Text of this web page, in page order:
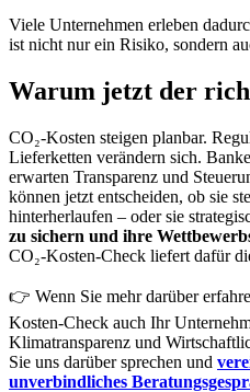
Viele Unternehmen erleben
ist nicht nur ein Risiko, sondern
Warum jetzt der
CO₂-Kosten steigen planbar.
Lieferketten verändern sich.
erwarten Transparenz und
können jetzt entscheiden, ob sie
hinterherlaufen – oder sie
zu sichern und ihre
CO₂-Kosten-Check liefert dafür
👉 Wenn Sie mehr darüber
Kosten-Check auch Ihr
Klimatransparenz und
Sie uns darüber sprechen und
unverbindliches